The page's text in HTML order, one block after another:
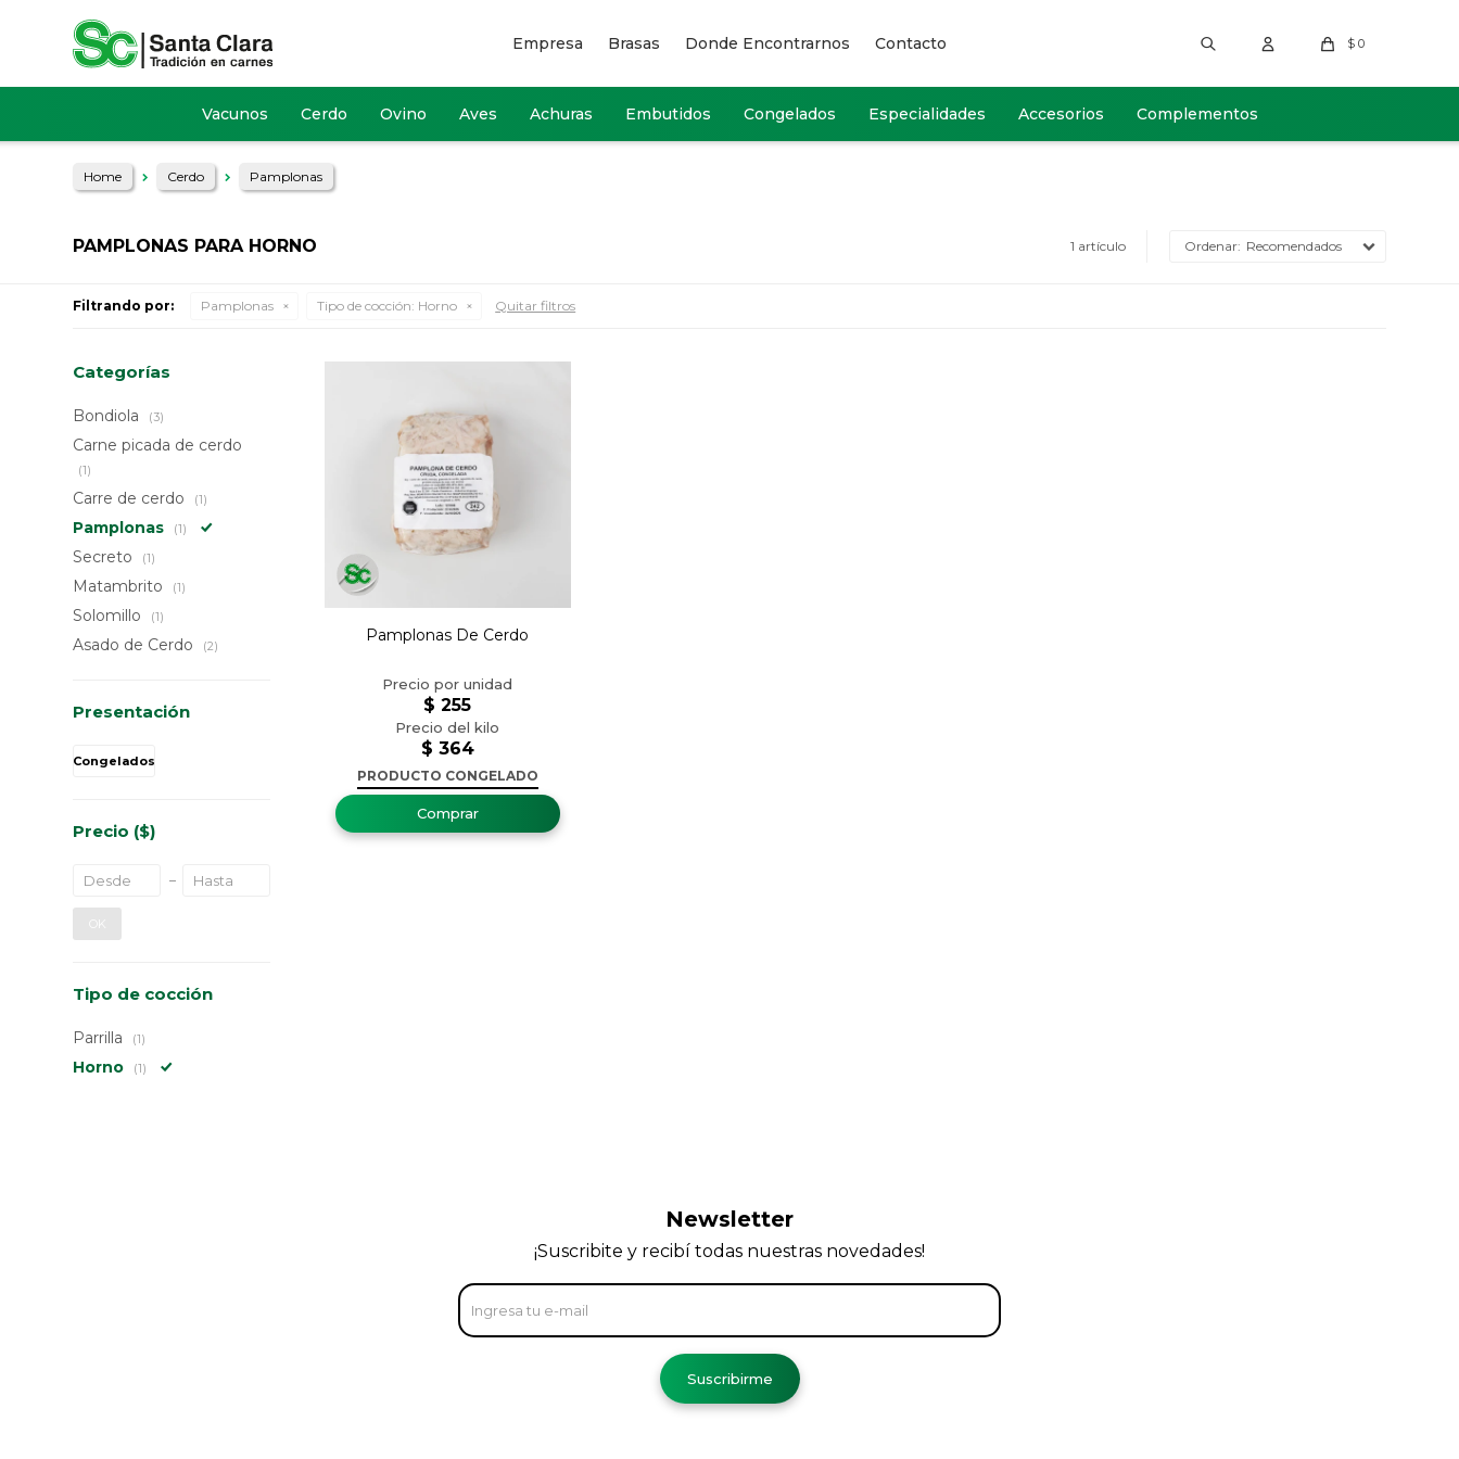
Vacunos Cerdo Ovino Aves Achuras Embutidos Congelados Especialidades Accesorios Complementos
$ 0
Empresa Brasas Donde Encontrarnos Contacto
Home Cerdo Pamplonas
PAMPLONAS PARA HORNO 1 artículo Recomendados
Filtrando por: Pamplonas Tipo de cocción: Horno Quitar filtros
Pamplonas De Cerdo
$ 364
$ 255
PRODUCTO CONGELADO
Categorías
Bondiola (3)
Carne picada de cerdo
(1)
Carre de cerdo (1)
Pamplonas (1)
Secreto (1)
Matambrito (1)
Solomillo (1)
Asado de Cerdo (2)
Presentación
Congelados
Precio ($)
OK
Tipo de cocción
Parrilla (1)
Horno (1)
Newsletter
¡Suscribite y recibí todas nuestras novedades!
Suscribirme